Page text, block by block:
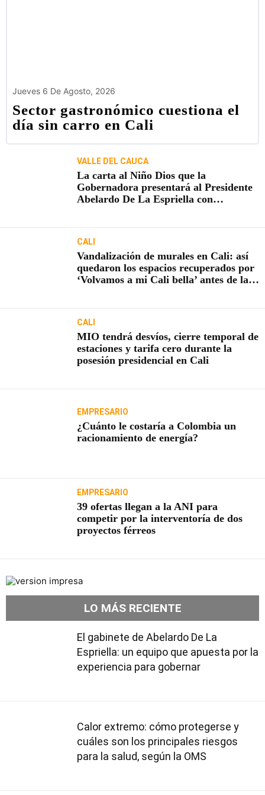
Jueves 6 De Agosto, 2026
Sector gastronómico cuestiona el
día sin carro en Cali
VALLE DEL CAUCA
La carta al Niño Dios que la
Gobernadora presentará al Presidente
Abelardo De La Espriella con
CALI
Vandalización de murales en Cali: así
quedaron los espacios recuperados por
‘Volvamos a mi Cali bella’ antes de la
CALI
MIO tendrá desvíos, cierre temporal de
estaciones y tarifa cero durante la
posesión presidencial en Cali
EMPRESARIO
¿Cuánto le costaría a Colombia un
racionamiento de energía?
EMPRESARIO
39 ofertas llegan a la ANI para
competir por la interventoría de dos
proyectos férreos
LO MÁS RECIENTE
El gabinete de Abelardo De La
Espriella: un equipo que apuesta por la
experiencia para gobernar
Calor extremo: cómo protegerse y
cuáles son los principales riesgos
para la salud, según la OMS